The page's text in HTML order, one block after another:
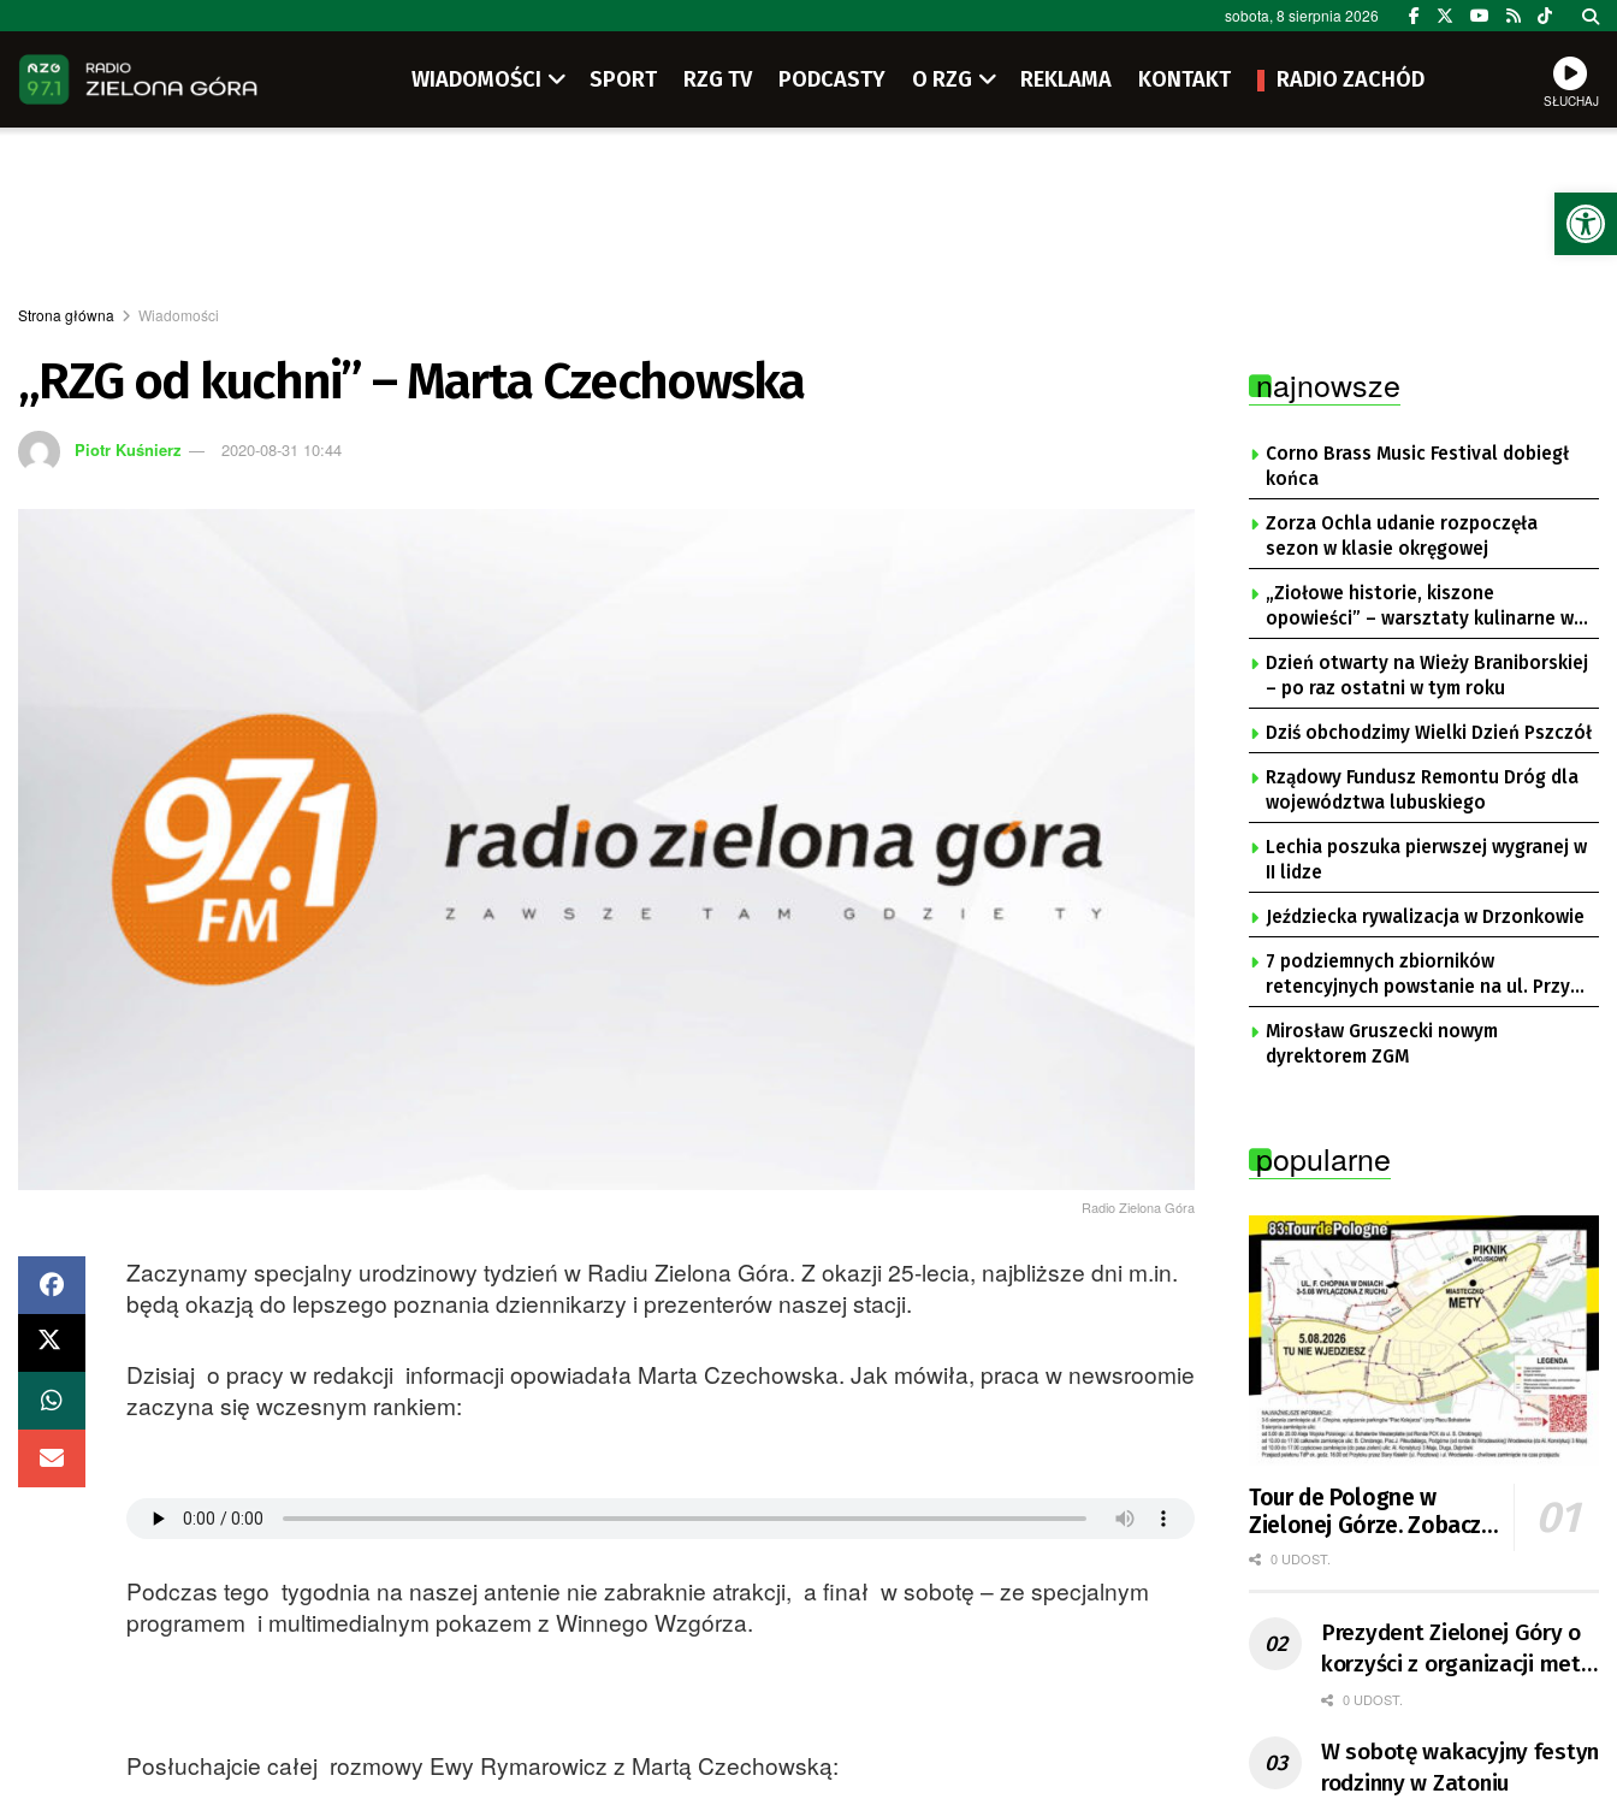
sobota, 8 sierpnia 2026
WIADOMOŚCI SPORT RZG TV PODCASTY O RZG REKLAMA KONTAKT RADIO ZACHÓD
SŁUCHAJ
Strona główna Wiadomości
„RZG od kuchni” – Marta Czechowska
Piotr Kuśnierz 2020-08-31 10:44
Radio Zielona Góra
Zaczynamy specjalny urodzinowy tydzień w Radiu Zielona Góra. Z okazji 25-lecia, najbliższe dni m.in.
będą okazją do lepszego poznania dziennikarzy i prezenterów naszej stacji.
Dzisiaj o pracy w redakcji informacji opowiadała Marta Czechowska. Jak mówiła, praca w newsroomie
zaczyna się wczesnym rankiem:
Podczas tego tygodnia na naszej antenie nie zabraknie atrakcji, a finał w sobotę – ze specjalnym
programem i multimedialnym pokazem z Winnego Wzgórza.
Posłuchajcie całej rozmowy Ewy Rymarowicz z Martą Czechowską:
najnowsze
Corno Brass Music Festival dobiegł
końca
Zorza Ochla udanie rozpoczęła
sezon w klasie okręgowej
„Ziołowe historie, kiszone
opowieści” – warsztaty kulinarne w
Krępie
Dzień otwarty na Wieży Braniborskiej
– po raz ostatni w tym roku
Dziś obchodzimy Wielki Dzień Pszczół
Rządowy Fundusz Remontu Dróg dla
województwa lubuskiego
Lechia poszuka pierwszej wygranej w
II lidze
Jeździecka rywalizacja w Drzonkowie
7 podziemnych zbiorników
retencyjnych powstanie na ul. Przy
Gazowni
Mirosław Gruszecki nowym
dyrektorem ZGM
popularne
Tour de Pologne w
Zielonej Górze. Zobacz
zmiany w organizacji
0 UDOST.
Prezydent Zielonej Góry o
korzyści z organizacji mety
Tour de Pologne
0 UDOST.
W sobotę wakacyjny festyn
rodzinny w Zatoniu